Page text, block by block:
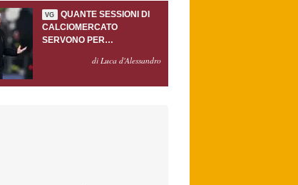
VG
QUANTE SESSIONI DI
CALCIOMERCATO
SERVONO PER
GASPERINI?di Luca d'Alessandro